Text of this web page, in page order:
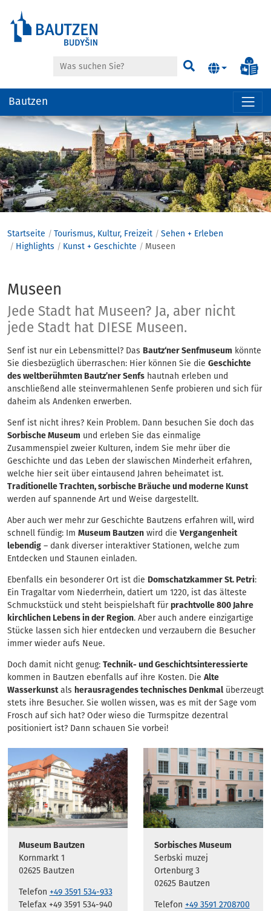
der
anspringen
Suche Suchen
Bautzen
Startseite Tourismus, Kultur, Freizeit
Sehen + Erleben
Highlights
Kunst + Geschichte Museen
Museen
Museen
Jede Stadt hat Museen? Ja, aber nicht
jede Stadt hat DIESE Museen.
Senf ist nur ein Lebensmittel? Das Bautz‘ner Senfmuseum könnte
Sie diesbezüglich überraschen: Hier können Sie die Geschichte
des weltberühmten Bautz’ner Senfs hautnah erleben und
anschließend alle steinvermahlenen Senfe probieren und sich für
daheim als Andenken erwerben.
Senf ist nicht ihres? Kein Problem. Dann besuchen Sie doch das
Sorbische Museum und erleben Sie das einmalige
Zusammenspiel zweier Kulturen, indem Sie mehr über die
Geschichte und das Leben der slawischen Minderheit erfahren,
welche hier seit über eintausend Jahren beheimatet ist.
Traditionelle Trachten, sorbische Bräuche und moderne Kunst
werden auf spannende Art und Weise dargestellt.
Aber auch wer mehr zur Geschichte Bautzens erfahren will, wird
schnell fündig: Im Museum Bautzen wird die Vergangenheit
lebendig – dank diverser interaktiver Stationen, welche zum
Entdecken und Staunen einladen.
Ebenfalls ein besonderer Ort ist die Domschatzkammer St. Petri:
Ein Tragaltar vom Niederrhein, datiert um 1220, ist das älteste
Schmuckstück und steht beispielshaft fürprachtvolle 800 Jahre
kirchlichen Lebens in der Region. Aber auch andere einzigartige
Stücke lassen sich hier entdecken und verzaubern die Besucher
immer wieder aufs Neue.
Doch damit nicht genug: Technik- und Geschichtsinteressierte
kommen in Bautzen ebenfalls auf ihre Kosten. Die Alte
Wasserkunstals herausragendes technisches Denkmal überzeugt
stets ihre Besucher. Sie wollen wissen, was es mit der Sage vom
Frosch auf sich hat? Oder wieso die Turmspitze dezentral
positioniert ist? Dann schauen Sie vorbei!
Museum Bautzen
Kornmarkt 1
02625 Bautzen
Telefon +49 3591 534-933
Telefax +49 3591 534-940
Sorbisches Museum
Serbski muzej
Ortenburg 3
02625 Bautzen
Telefon +49 3591 2708700